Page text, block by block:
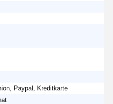
Paypal, Kreditkarte